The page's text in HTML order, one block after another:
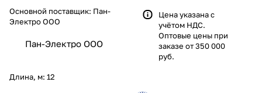
Основной поставщик: Пан-
Электро ООО
Пан-Электро ООО
Длина, м: 12
Цена указана с
учётом НДС.
Оптовые цены при
заказе от 350 000
руб.